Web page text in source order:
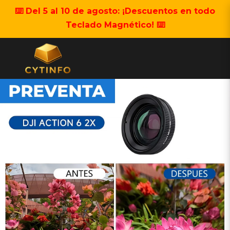
⌨️ Del 5 al 10 de agosto: ¡Descuentos en todo
Teclado Magnético! ⌨️